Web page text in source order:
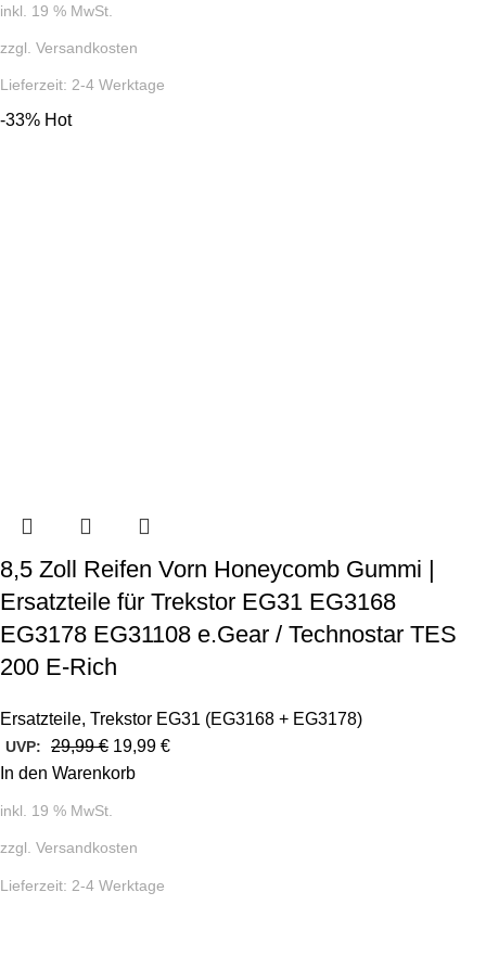
inkl. 19 % MwSt.
zzgl. Versandkosten
Lieferzeit: 2-4 Werktage
-33% Hot
8,5 Zoll Reifen Vorn Honeycomb Gummi |
Ersatzteile für Trekstor EG31 EG3168
EG3178 EG31108 e.Gear / Technostar TES
200 E-Rich
Ersatzteile, Trekstor EG31 (EG3168 + EG3178)
UVP: 29,99€ 19,99 €
In den Warenkorb
inkl. 19 % MwSt.
zzgl. Versandkosten
Lieferzeit: 2-4 Werktage